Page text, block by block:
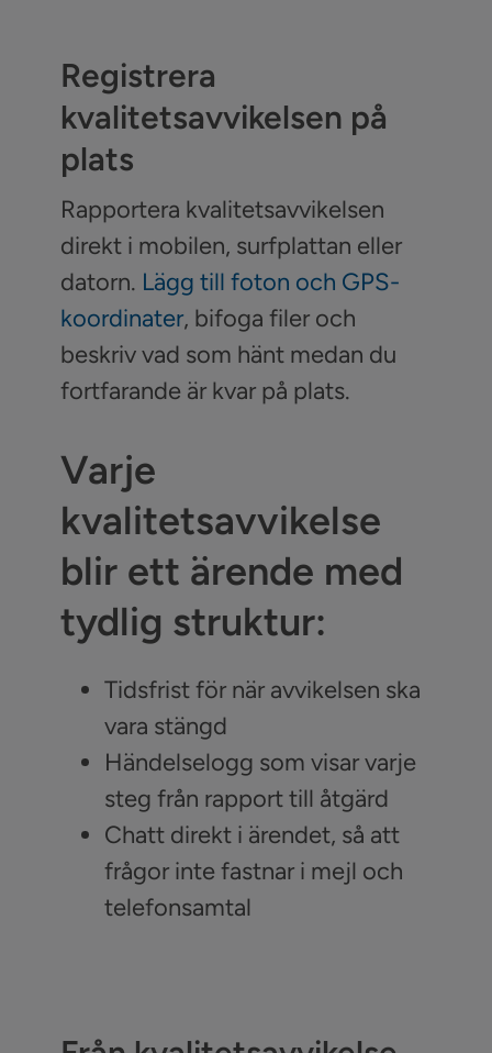
Registrera
kvalitetsavvikelsen på
plats
Rapportera kvalitetsavvikelsen
direkt i mobilen, surfplattan eller
datorn. Lägg till foton och GPS-
koordinater, bifoga filer och
beskriv vad som hänt medan du
fortfarande är kvar på plats.
Varje
kvalitetsavvikelse
blir ett ärende med
tydlig struktur:
Tidsfrist för när avvikelsen ska
vara stängd
Händelselogg som visar varje
steg från rapport till åtgärd
Chatt direkt i ärendet, så att
frågor inte fastnar i mejl och
telefonsamtal